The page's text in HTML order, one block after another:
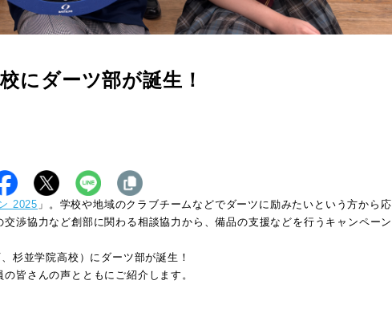
にダーツ部が誕生！
2025 」。学校や地域のクラブチームなどでダーツに励みたいという方から応
渉協力など創部に関わる相談協力から、備品の支援などを行うキャンペーン
、杉並学院高校）にダーツ部が誕生！
皆さんの声とともにご紹介します。